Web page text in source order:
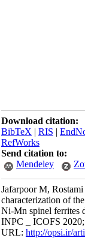
Download citation:
BibTeX|RIS|
RefWorks
Send citation to:
Mendeley
Jafarpoor M,
characterization of
Ni-Mn spinel
INPC _ ICOFS
URL:http://opsi.ir/